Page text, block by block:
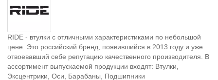
RIDE - втулки с отличными характеристиками по небольшой
цене. Это российский бренд, появившийся в 2013 году и уже
отвоевавший себе репутацию качественного производителя. В
ассортимент выпускаемой продукции входят: Втулки,
Эксцентрики, Оси, Барабаны, Подшипники